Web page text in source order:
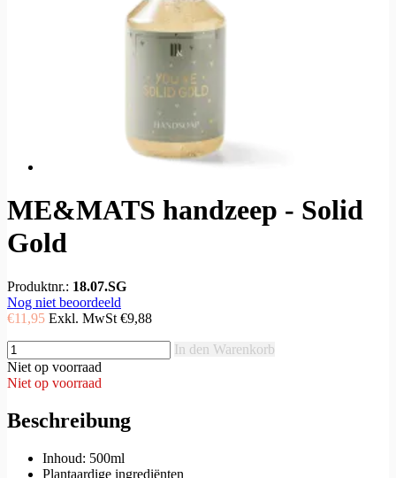
ME&MATS handzeep - Solid
Gold
Produktnr.: 18.07.SG
Nog niet beoordeeld
€11,95 Exkl. MwSt €9,88
In den Warenkorb
Niet op voorraad
Niet op voorraad
Beschreibung
Inhoud: 500ml
Plantaardige ingrediënten